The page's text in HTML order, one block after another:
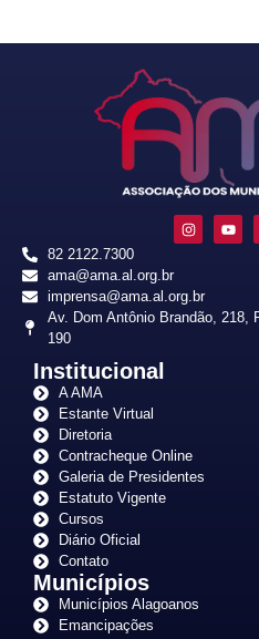
82 2122.7300
ama@ama.al.org.br
imprensa@ama.al.org.br
Av. Dom Antônio Brandão, 218,
190
Institucional
A AMA
Estante Virtual
Diretoria
Contracheque Online
Galeria de Presidentes
Estatuto Vigente
Cursos
Diário Oficial
Contato
Municípios
Municípios Alagoanos
Emancipações